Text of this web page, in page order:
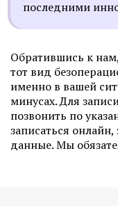
последними
Обратившись к
тот вид
именно в вашей
минусах. Для
позвонить по
записаться
данные. Мы